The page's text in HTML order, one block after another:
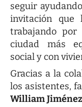
seguir
invitación que
trabajando
ciudad más
social y con
Gracias a la
los asistentes,
William Jiménez